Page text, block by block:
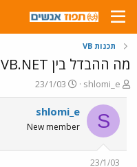
תכנות VB
מה ההבדל בין VB.NET ל #C ????
פ
ו
ת
ח
ה
shlomi_e
פ
ו
ר
ם
23/1/03
S
shlomi_e
New member
23/1/03